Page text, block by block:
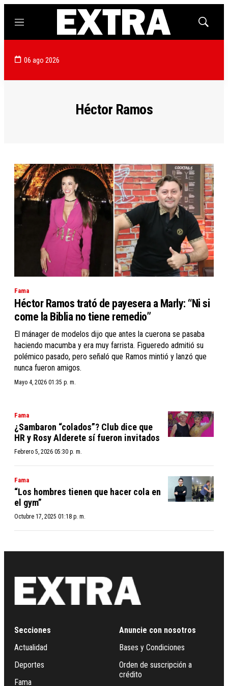
Menú
Mostrar
06 ago 2026
Héctor Ramos
Fama
Héctor Ramos trató de payesera a Marly: “Ni si
come la Biblia no tiene remedio”
El mánager de modelos dijo que antes la cuerona se pasaba
haciendo macumba y era muy farrista. Figueredo admitió su
polémico pasado, pero señaló que Ramos mintió y lanzó que
nunca fueron amigos.
Mayo 4, 2026 01:35 p. m.
Fama
¿Sambaron “colados”? Club dice que
HR y Rosy Alderete sí fueron invitados
Febrero 5, 2026 05:30 p. m.
Fama
“Los hombres tienen que hacer cola en
el gym”
Octubre 17, 2025 01:18 p. m.
Secciones
Actualidad
Deportes
Fama
Anuncie con nosotros
Bases y Condiciones
Orden de suscripción a
crédito